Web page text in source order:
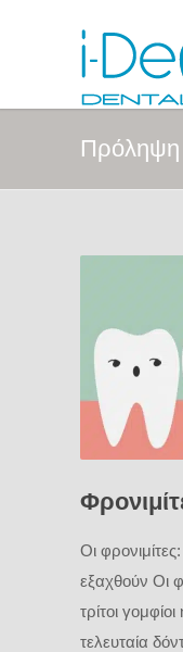
Πρόληψη
Οι
εξαχθούν Οι
τρίτοι
τελευταία